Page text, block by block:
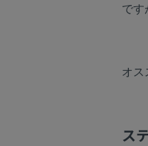
です
オ
ス